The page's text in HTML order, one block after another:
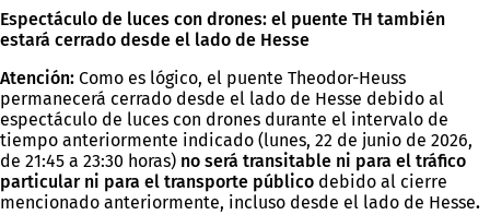
Espectáculo de luces con drones: el puente TH también
estará cerrado desde el lado de Hesse
Atención: Como es lógico, el puente Theodor-Heuss
permanecerá cerrado desde el lado de Hesse debido al
espectáculo de luces con drones durante el intervalo de
tiempo anteriormente indicado (lunes, 22 de junio de 2026,
de 21:45 a 23:30 horas) no será transitable ni para el tráfico
particular ni para el transporte público debido al cierre
mencionado anteriormente, incluso desde el lado de Hesse.